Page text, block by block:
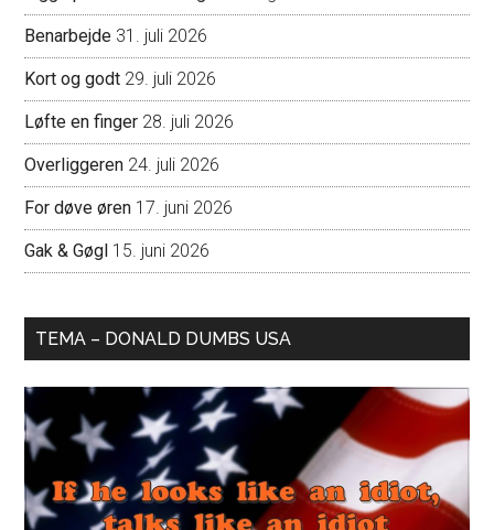
Benarbejde 31. juli 2026
Kort og godt 29. juli 2026
Løfte en finger 28. juli 2026
Overliggeren 24. juli 2026
For døve øren 17. juni 2026
Gak & Gøgl 15. juni 2026
TEMA – DONALD DUMBS USA